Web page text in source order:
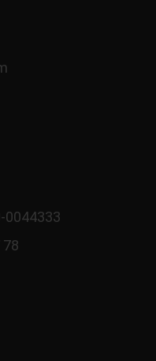
0044333